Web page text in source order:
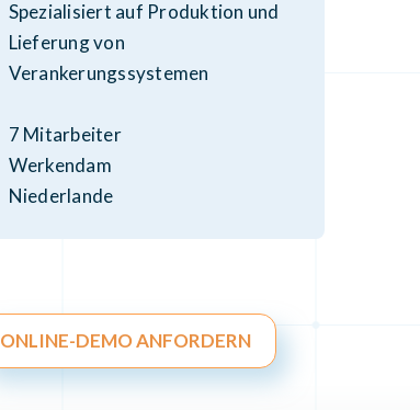
Spezialisiert auf Produktion und
Lieferung von
Verankerungssystemen
7 Mitarbeiter
Werkendam
Niederlande
ONLINE-DEMO ANFORDERN